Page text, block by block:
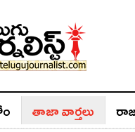
తాజా వార్తలు